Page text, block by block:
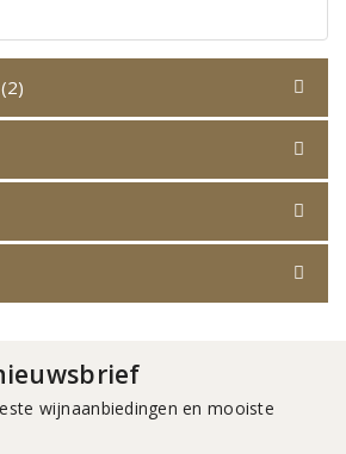
wijnaanbiedingen en mooiste